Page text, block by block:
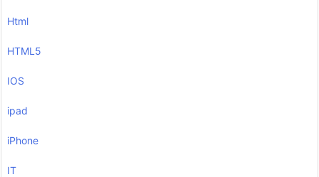
Html
HTML5
IOS
ipad
iPhone
IT